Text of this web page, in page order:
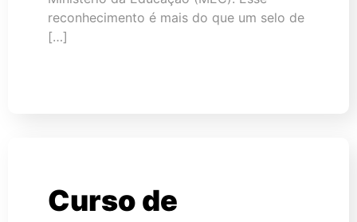
reconhecimento é mais do que um selo de
[…]
Curso de